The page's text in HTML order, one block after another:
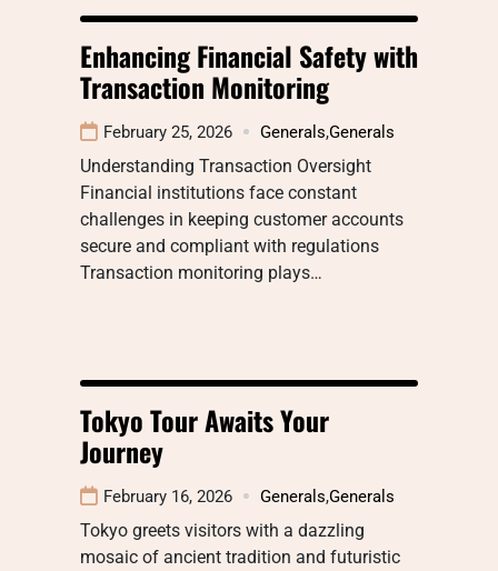
Enhancing Financial Safety with
Transaction Monitoring
February 25, 2026 Generals,Generals
Understanding Transaction Oversight
Financial institutions face constant
challenges in keeping customer accounts
secure and compliant with regulations
Transaction monitoring plays…
Tokyo Tour Awaits Your
Journey
February 16, 2026 Generals,Generals
Tokyo greets visitors with a dazzling
mosaic of ancient tradition and futuristic